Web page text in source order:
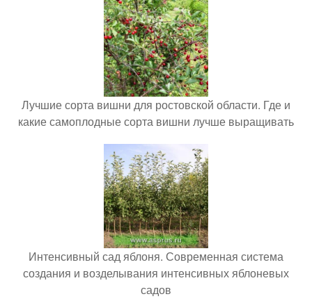
Лучшие сорта вишни для ростовской области. Где и
какие самоплодные сорта вишни лучше выращивать
Интенсивный сад яблоня. Современная система
создания и возделывания интенсивных яблоневых
садов